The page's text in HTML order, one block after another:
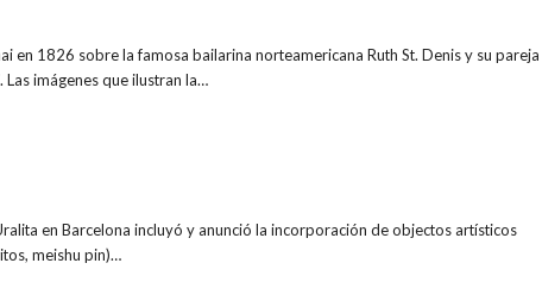
en 1826 sobre la famosa bailarina norteamericana Ruth St. Denis y su pareja
Las imágenes que ilustran la…
en Barcelona incluyó y anunció la incorporación de objectos artísticos
meishu pin)…